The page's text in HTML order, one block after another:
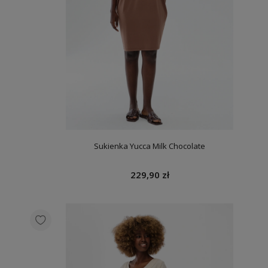
Sukienka Yucca Milk Chocolate
229,90 zł